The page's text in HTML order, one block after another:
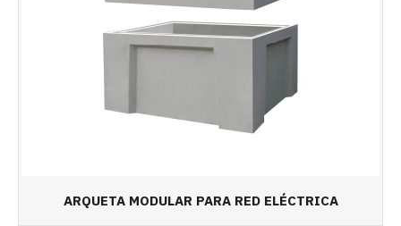
ARQUETA MODULAR PARA RED ELÉCTRICA